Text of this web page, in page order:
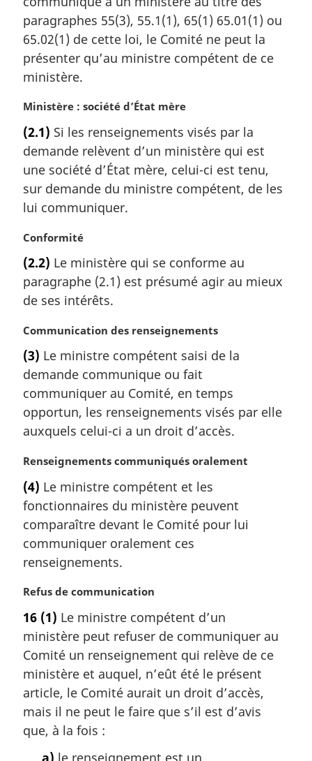
e
:
paragraphes 55(3), 55.1(1), 65(1) 65.01(1) ou
65.02(1) de cette loi, le Comité ne peut la
présenter qu’au ministre compétent de ce
ministère.
N
t
e
m
a
g
n
a
e
:
Ministère : société d’État mère
(2.1) Si les renseignements visés par la
demande relèvent d’un ministère qui est
une société d’État mère, celui-ci est tenu,
sur demande du ministre compétent, de les
lui communiquer.
N
t
e
m
r
i
n
a
e
:
Conformité
(2.2) Le ministère qui se conforme au
paragraphe (2.1) est présumé agir au mieux
de ses intérêts.
N
t
e
m
a
g
n
a
l
e
:
Communication des renseignements
(3) Le ministre compétent saisi de la
demande communique ou fait
communiquer au Comité, en temps
opportun, les renseignements visés par elle
auxquels celui-ci a un droit d’accès.
N
t
e
m
r
g
n
a
e
:
Renseignements communiqués oralement
(4) Le ministre compétent et les
fonctionnaires du ministère peuvent
comparaître devant le Comité pour lui
communiquer oralement ces
renseignements.
N
t
e
m
a
g
i
n
Refus de communication
16 (1) Le ministre compétent d’un
ministère peut refuser de communiquer au
Comité un renseignement qui relève de ce
ministère et auquel, n’eût été le présent
article, le Comité aurait un droit d’accès,
mais il ne peut le faire que s’il est d’avis
que, à la fois :